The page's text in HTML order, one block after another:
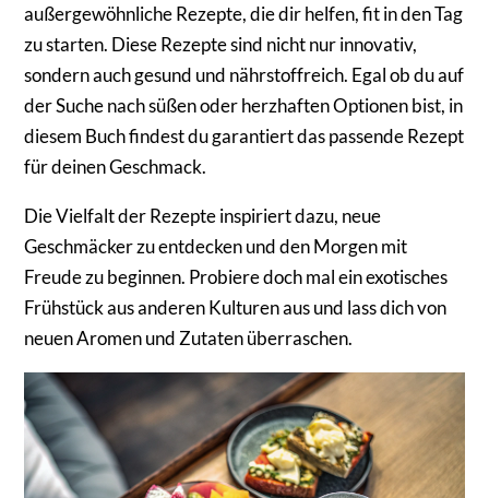
außergewöhnliche Rezepte, die dir helfen, fit in den Tag
zu starten. Diese Rezepte sind nicht nur innovativ,
sondern auch gesund und nährstoffreich. Egal ob du auf
der Suche nach süßen oder herzhaften Optionen bist, in
diesem Buch findest du garantiert das passende Rezept
für deinen Geschmack.
Die Vielfalt der Rezepte inspiriert dazu, neue
Geschmäcker zu entdecken und den Morgen mit
Freude zu beginnen. Probiere doch mal ein exotisches
Frühstück aus anderen Kulturen aus und lass dich von
neuen Aromen und Zutaten überraschen.